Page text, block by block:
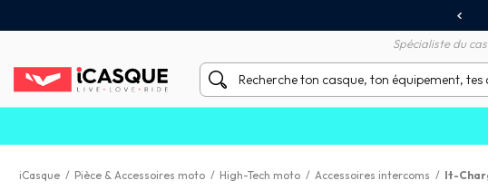
Spécialiste du
iCasque / Pièce & Accessoires moto / High-Tech moto / Accessoires intercoms / It-